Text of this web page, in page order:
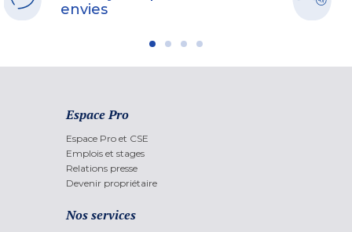
envies
Espace Pro
Espace Pro et CSE
Emplois et stages
Relations presse
Devenir propriétaire
Nos services